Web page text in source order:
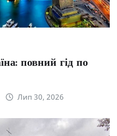
повний гід по
Лип 30, 2026